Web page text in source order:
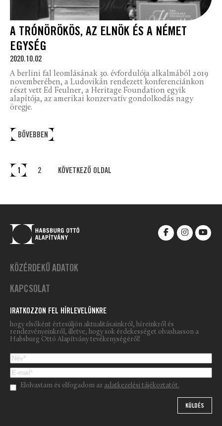
A TRÓNÖRÖKÖS, AZ ELNÖK ÉS A NÉMET
EGYSÉG
2020.10.02
A berlini fal leomlásának 30. évfordulója alkalmából 2019
novemberében, a Ludovikán rendezett konferenciánkon
részt vett Ed Feulner, a Heritage Foundation egyik
alapítója, az amerikai konzervatív gondolkodás nagy
öregje.
BŐVEBBEN
1 2 KÖVETKEZŐ OLDAL
KÖZÉRDEKŰ ADATOK
KAPCSOLAT
IRATKOZZON FEL HÍRLEVELÜNKRE
hogy elsőként értesüljön aktualitásainkról, híreinkről és
rendezvényeinkről, illetve, hogy sok érdekességet olvashasson a
Habsburg Ottó Alapítvány tevékenységéről!
Please leave this field empty.
Elolvastam és elfogadom az adatkezelési tájékoztatót.